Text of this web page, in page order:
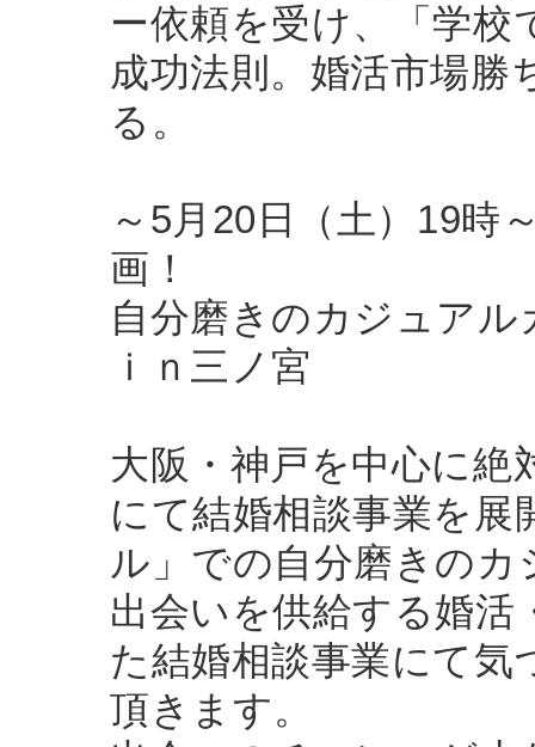
ー依頼を受け、「学
成功法則。婚活市場勝
る。
～5月20日（土）19時
画！
自分磨きのカジュア
ｉｎ三ノ宮
大阪・神戸を中心に絶
にて結婚相談事業を
ル」での自分磨きの
出会いを供給する婚活
た結婚相談事業にて
頂きます。